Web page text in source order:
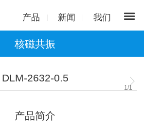
产品 新闻 我们
核磁共振
DLM-2632-0.5
1 /1
产品简介